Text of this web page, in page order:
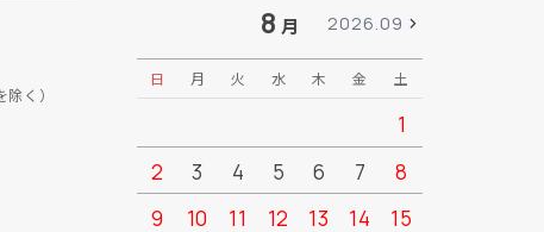
く）
8 月 2026.09
日 月 火 水 木 金 土
1
2
3 4 5 6 7
8
9
10 11 12 13 14
15